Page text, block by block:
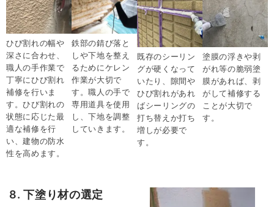
ひび割れの幅や
深さに合わせ、
職人の手作業で
丁寧にひび割れ
補修を行いま
す。ひび割れの
状態に応じた最
適な補修を行
い、建物の防水
性を高めます。
鉄部の錆び落と
しや下地を整え
るためにケレン
作業が大切で
す。職人の手で
専用道具を使用
し、下地を調整
していきます。
既存のシーリン
グが硬くなって
いたり、隙間や
ひび割れがあれ
ばシーリングの
打ち替えか打ち
増しが必要で
す。
塗膜の浮きや剥
がれ等の脆弱塗
膜があれば、剥
がして補修する
ことが大切で
す。
8. 下塗り材の選定